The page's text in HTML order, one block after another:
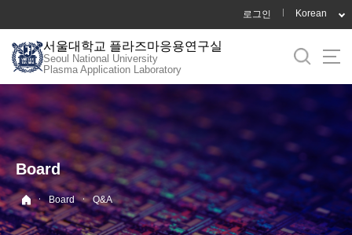
로
메
뉴
로그인 Korean
서울대학교 플라즈마응용연구실
Seoul National University
Plasma Application Laboratory
Board
· Board · Q&A